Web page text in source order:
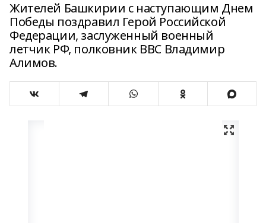
Жителей Башкирии с наступающим Днем
Победы поздравил Герой Российской
Федерации, заслуженный военный
летчик РФ, полковник ВВС Владимир
Алимов.